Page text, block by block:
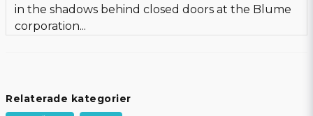
in the shadows behind closed doors at the Blume
corporation...
Relaterade kategorier